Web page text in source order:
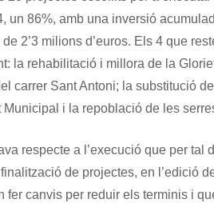
un 86%, amb una inversió
2’3 milions d’euros. Els 4 que
la rehabilitació i millora de la
carrer Sant Antoni; la substitució
Municipal i la repoblació de les
respecte a l’execució que per tal
de projectes, en l’edició
fer canvis per reduir els terminis i